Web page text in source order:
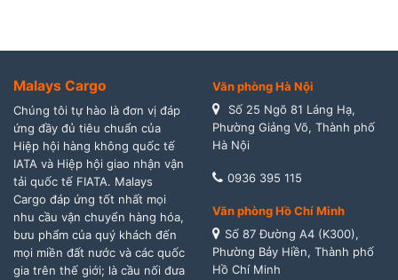
Malays Cargo
Chúng tôi tự hào là đơn vị đáp
ứng đầy đủ tiêu chuẩn của
Hiệp hội hàng không quốc tế
IATA và Hiệp hội giao nhận vận
tải quốc tế FIATA. Malays
Cargo đáp ứng tốt nhất mọi
nhu cầu vận chuyển hàng hóa,
bưu phẩm của quý khách đến
mọi miền đất nước và các quốc
gia trên thế giới; là cầu nối đưa
Văn phòng Hà Nội
Số 25 Ngõ 81 Láng Hạ,
Phường Giảng Võ, Thành phố
Hà Nội
0936 395 115
Văn phòng Hồ Chí Minh
Số 87 Đường A4 (K300),
Phường Bảy Hiền, Thành phố
Hồ Chí Minh